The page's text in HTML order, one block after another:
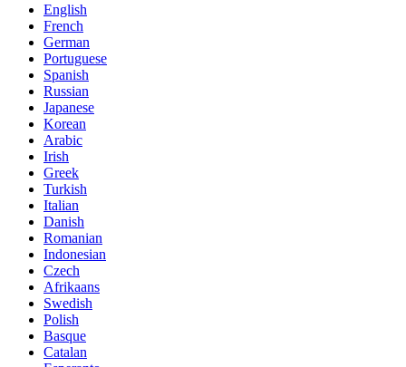
English
French
German
Portuguese
Spanish
Russian
Japanese
Korean
Arabic
Irish
Greek
Turkish
Italian
Danish
Romanian
Indonesian
Czech
Afrikaans
Swedish
Polish
Basque
Catalan